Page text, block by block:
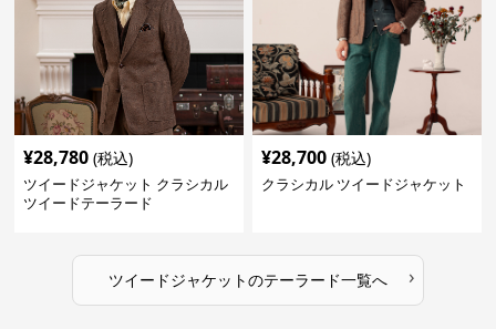
¥28,780 (税込)
ツイードジャケット クラシカル
ツイードテーラード
¥28,700 (税込)
クラシカル ツイードジャケット
ツイードジャケットのテーラード一覧へ ›